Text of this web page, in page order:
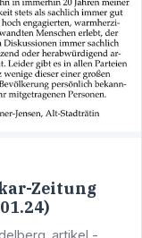
Zeitung